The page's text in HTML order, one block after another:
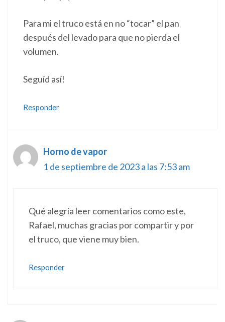
Para mi el truco está en no “tocar” el pan
después del levado para que no pierda el
volumen.
Seguíd así!
Responder
Horno de vapor
1 de septiembre de 2023 a las 7:53 am
Qué alegría leer comentarios como este,
Rafael, muchas gracias por compartir y por
el truco, que viene muy bien.
Responder